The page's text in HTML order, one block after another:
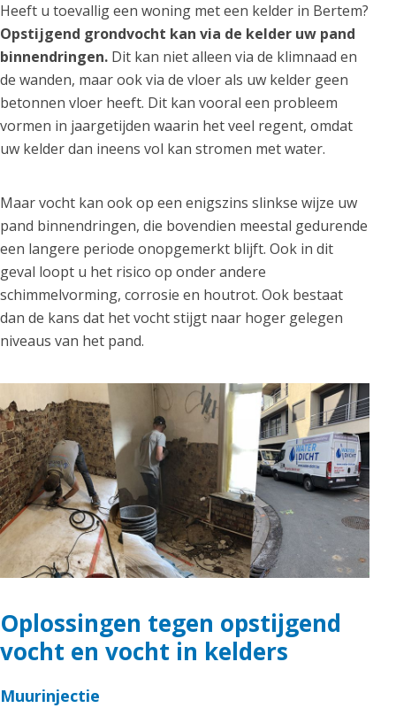
Heeft u toevallig een woning met een kelder in Bertem?
Opstijgend grondvocht kan via de kelder uw pand
binnendringen. Dit kan niet alleen via de klimnaad en
de wanden, maar ook via de vloer als uw kelder geen
betonnen vloer heeft. Dit kan vooral een probleem
vormen in jaargetijden waarin het veel regent, omdat
uw kelder dan ineens vol kan stromen met water.
Maar vocht kan ook op een enigszins slinkse wijze uw
pand binnendringen, die bovendien meestal gedurende
een langere periode onopgemerkt blijft. Ook in dit
geval loopt u het risico op onder andere
schimmelvorming, corrosie en houtrot. Ook bestaat
dan de kans dat het vocht stijgt naar hoger gelegen
niveaus van het pand.
Oplossingen tegen opstijgend
vocht en vocht in kelders
Muurinjectie